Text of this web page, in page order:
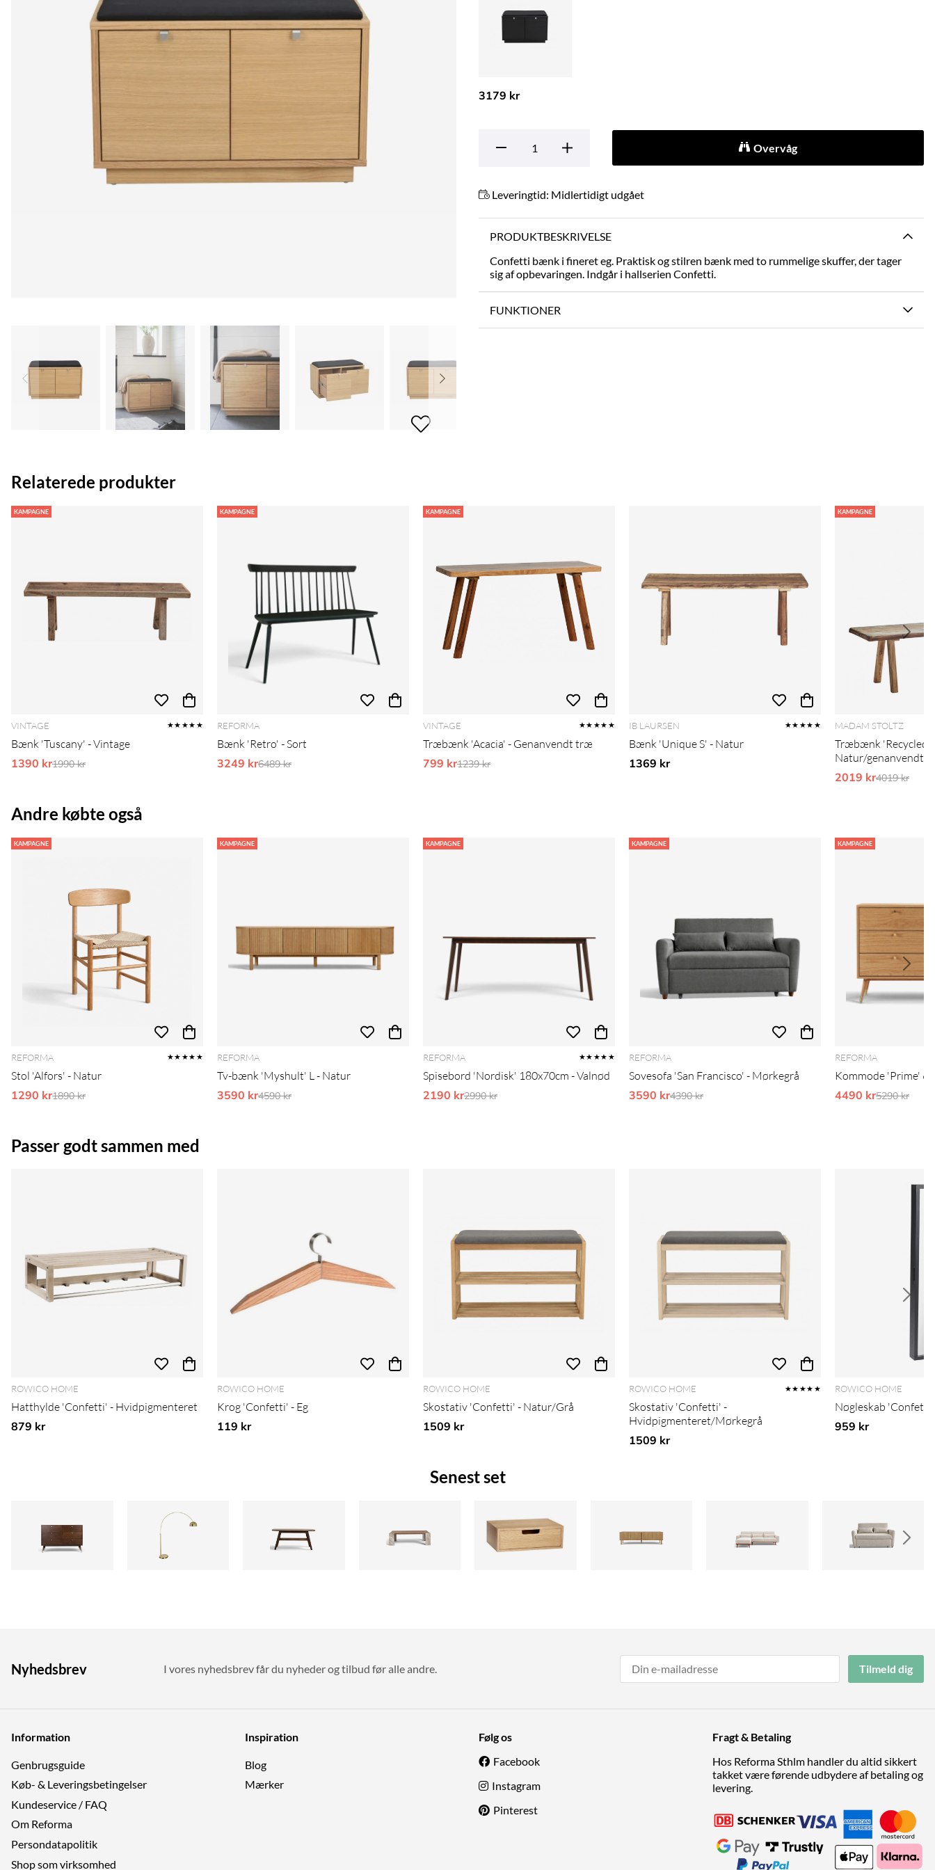
3179 kr
Overvåg
Leveringtid: Midlertidigt udgået
PRODUKTBESKRIVELSE
Confetti bænk i fineret eg. Praktisk og stilren bænk med to rummelige skuffer, der tager
sig af opbevaringen. Indgår i hallserien Confetti.
FUNKTIONER
Relaterede produkter
KAMPAGNE
VINTAGE ★★★★★
Bænk 'Tuscany' - Vintage
1390 krOrdinarie pris:
1990 kr
KAMPAGNE
REFORMA
Bænk 'Retro' - Sort
3249 krOrdinarie pris:
6489 kr
KAMPAGNE
VINTAGE ★★★★★
Træbænk 'Acacia' - Genanvendt træ
799 krOrdinarie pris:
1239 kr
IB LAURSEN ★★★★★
Bænk 'Unique S' - Natur
1369 kr
KAMPAGNE
MADAM STOLTZ
Træbænk 'Recycled'
Natur/genanvendt
2019 krOrdinarie
4019 kr
Andre købte også
KAMPAGNE
REFORMA ★★★★★
Stol 'Alfors' - Natur
1290 krOrdinarie pris:
1890 kr
KAMPAGNE
REFORMA
Tv-bænk 'Myshult' L - Natur
3590 krOrdinarie pris:
4590 kr
KAMPAGNE
REFORMA ★★★★★
Spisebord 'Nordisk' 180x70cm - Valnød
2190 krOrdinarie pris:
2990 kr
KAMPAGNE
REFORMA
Sovesofa 'San Francisco' - Mørkegrå
3590 krOrdinarie pris:
4390 kr
KAMPAGNE
REFORMA
Kommode 'Prime' 6
4490 krOrdinarie
5290 kr
Passer godt sammen med
ROWICO HOME
Hatthylde 'Confetti' - Hvidpigmenteret
879 kr
ROWICO HOME
Krog 'Confetti' - Eg
119 kr
ROWICO HOME
Skostativ 'Confetti' - Natur/Grå
1509 kr
ROWICO HOME ★★★★★
Skostativ 'Confetti' -
Hvidpigmenteret/Mørkegrå
1509 kr
ROWICO HOME
Nøgleskab 'Confetti'
959 kr
Senest set
Nyhedsbrev I vores nyhedsbrev får du nyheder og tilbud før alle andre. Tilmeld dig
Information
Genbrugs­guide
Køb- & Leveringsbetingelser
Kundeservice / FAQ
Om Reforma
Persondatapolitik
Shop som virksomhed
Inspiration
Blog
Mærker
Følg os
Facebook
Instagram
Pinterest
Fragt & Betaling
Hos Reforma Sthlm handler du altid sikkert
takket være førende udbydere af betaling og
levering.